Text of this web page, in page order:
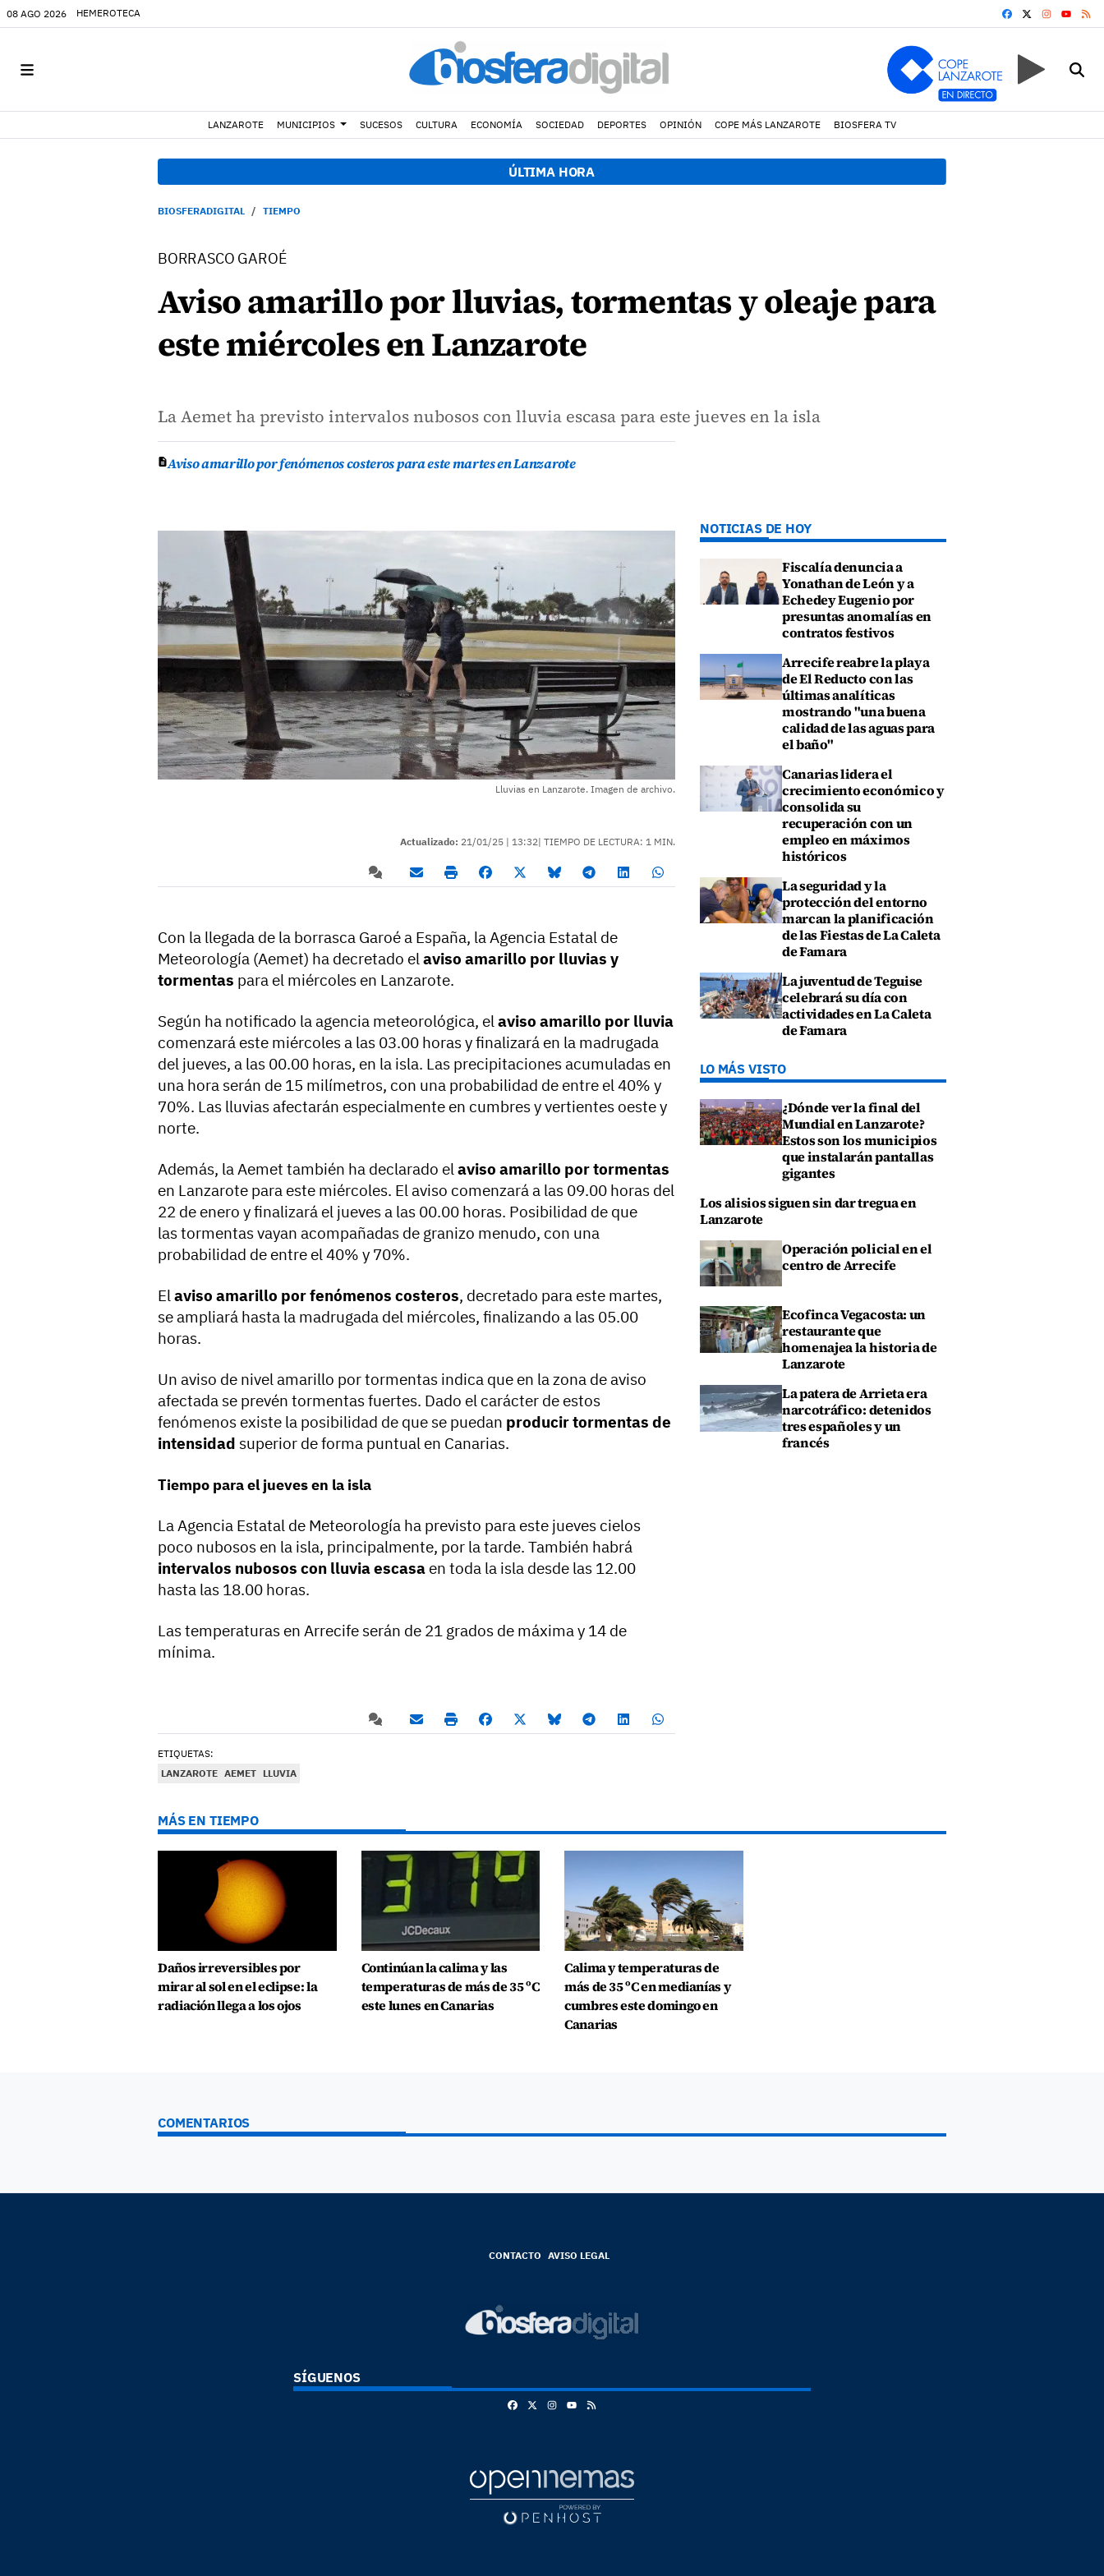
08 AGO 2026 HEMEROTECA FACEBOOK
YOUTUBE
LANZAROTE MUNICIPIOS SUCESOS CULTURA ECONOMÍA SOCIEDAD DEPORTES OPINIÓN COPE MÁS LANZAROTE BIOSFERA TV
ÚLTIMA HORA
BIOSFERADIGITAL TIEMPO
BORRASCO GAROÉ
Aviso amarillo por lluvias, tormentas y oleaje para
este miércoles en Lanzarote
La Aemet ha previsto intervalos nubosos con lluvia escasa para este jueves en la isla
Aviso amarillo por fenómenos costeros para este martes en Lanzarote
Lluvias en Lanzarote. Imagen de archivo.
Actualizado: 21/01/25 | 13:32| TIEMPO DE LECTURA: 1 MIN.
Con la llegada de la borrasca Garoé a España, la Agencia Estatal de
Meteorología (Aemet) ha decretado el aviso amarillo por lluvias y
tormentas para el miércoles en Lanzarote.
Según ha notificado la agencia meteorológica, el aviso amarillo por lluvia
comenzará este miércoles a las 03.00 horas y finalizará en la madrugada
del jueves, a las 00.00 horas, en la isla. Las precipitaciones acumuladas en
una hora serán de 15 milímetros, con una probabilidad de entre el 40% y
70%. Las lluvias afectarán especialmente en cumbres y vertientes oeste y
norte.
Además, la Aemet también ha declarado el aviso amarillo por tormentas
en Lanzarote para este miércoles. El aviso comenzará a las 09.00 horas del
22 de enero y finalizará el jueves a las 00.00 horas. Posibilidad de que
las tormentas vayan acompañadas de granizo menudo, con una
probabilidad de entre el 40% y 70%.
El aviso amarillo por fenómenos costeros, decretado para este martes,
se ampliará hasta la madrugada del miércoles, finalizando a las 05.00
horas.
Un aviso de nivel amarillo por tormentas indica que en la zona de aviso
afectada se prevén tormentas fuertes. Dado el carácter de estos
fenómenos existe la posibilidad de que se puedan producir tormentas de
intensidad superior de forma puntual en Canarias.
Tiempo para el jueves en la isla
La Agencia Estatal de Meteorología ha previsto para este jueves cielos
poco nubosos en la isla, principalmente, por la tarde. También habrá
intervalos nubosos con lluvia escasa en toda la isla desde las 12.00
hasta las 18.00 horas.
Las temperaturas en Arrecife serán de 21 grados de máxima y 14 de
mínima.
ETIQUETAS:
LANZAROTE AEMET LLUVIA
NOTICIAS DE HOY
Fiscalía denuncia a
Yonathan de León y a
Echedey Eugenio por
presuntas anomalías en
contratos festivos
Arrecife reabre la playa
de El Reducto con las
últimas analíticas
mostrando "una buena
calidad de las aguas para
el baño"
Canarias lidera el
crecimiento económico y
consolida su
recuperación con un
empleo en máximos
históricos
La seguridad y la
protección del entorno
marcan la planificación
de las Fiestas de La Caleta
de Famara
La juventud de Teguise
celebrará su día con
actividades en La Caleta
de Famara
LO MÁS VISTO
¿Dónde ver la final del
Mundial en Lanzarote?
Estos son los municipios
que instalarán pantallas
gigantes
Los alisios siguen sin dar tregua en
Lanzarote
Operación policial en el
centro de Arrecife
Ecofinca Vegacosta: un
restaurante que
homenajea la historia de
Lanzarote
La patera de Arrieta era
narcotráfico: detenidos
tres españoles y un
francés
MÁS EN TIEMPO
Daños irreversibles por
mirar al sol en el eclipse: la
radiación llega a los ojos
Continúan la calima y las
temperaturas de más de 35 ºC
este lunes en Canarias
Calima y temperaturas de
más de 35 ºC en medianías y
cumbres este domingo en
Canarias
COMENTARIOS
CONTACTO AVISO LEGAL
SÍGUENOS
FacebookInstagram